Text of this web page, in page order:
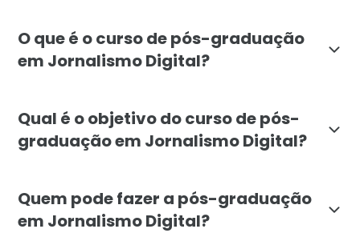
O que é o curso de pós-graduação
em Jornalismo Digital?
Qual é o objetivo do curso de pós-
graduação em Jornalismo Digital?
Quem pode fazer a pós-graduação
em Jornalismo Digital?